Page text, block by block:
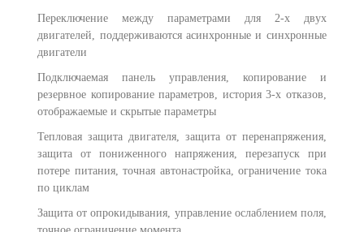
Переключение между параметрами для 2-х двух
двигателей, поддерживаются асинхронные и синхронные
двигатели
Подключаемая панель управления, копирование и
резервное копирование параметров, история 3-х отказов,
отображаемые и скрытые параметры
Тепловая защита двигателя, защита от перенапряжения,
защита от пониженного напряжения, перезапуск при
потере питания, точная автонастройка, ограничение тока
по циклам
Защита от опрокидывания, управление ослаблением поля,